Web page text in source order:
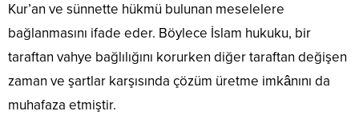
Kur’an ve sünnette hükmü bulunan meselelere
bağlanmasını ifade eder. Böylece İslam hukuku, bir
taraftan vahye bağlılığını korurken diğer taraftan değişen
zaman ve şartlar karşısında çözüm üretme imkânını da
muhafaza etmiştir.